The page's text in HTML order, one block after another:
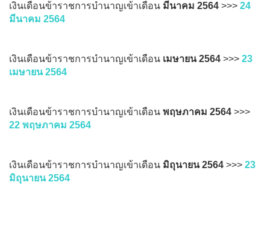
เงินเดือนข้าราชการบำนาญเข้าเดือน มีนาคม 2564 >>> 24
มีนาคม 2564
เงินเดือนข้าราชการบำนาญเข้าเดือน เมษายน 2564 >>> 23
เมษายน 2564
เงินเดือนข้าราชการบำนาญเข้าเดือน พฤษภาคม 2564 >>>
22 พฤษภาคม 2564
เงินเดือนข้าราชการบำนาญเข้าเดือน มิถุนายน 2564 >>> 23
มิถุนายน 2564